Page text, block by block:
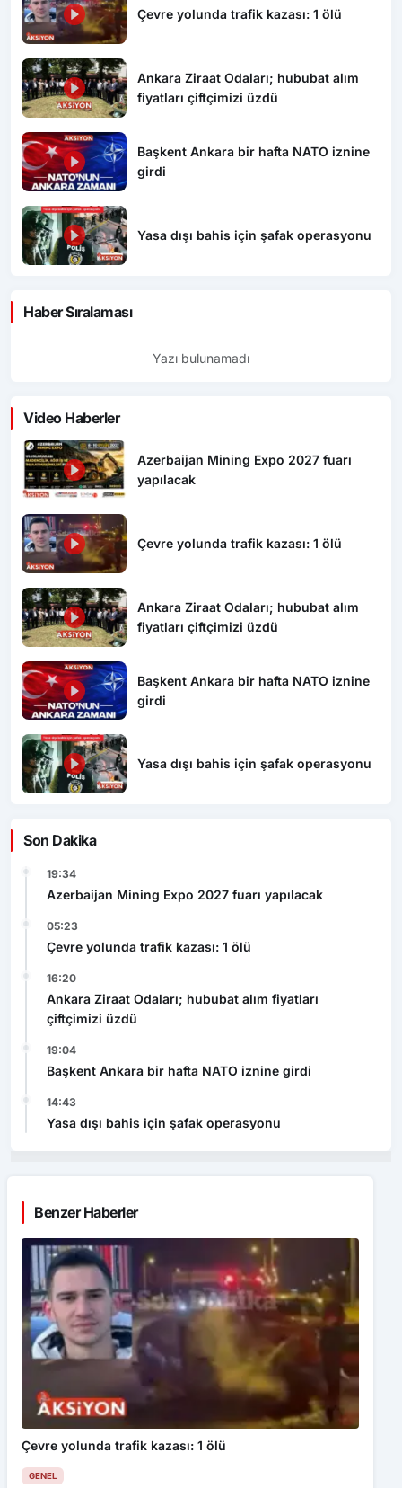
Çevre yolunda trafik kazası: 1 ölü
Ankara Ziraat Odaları; hububat alım
fiyatları çiftçimizi üzdü
Başkent Ankara bir hafta NATO iznine
girdi
Yasa dışı bahis için şafak operasyonu
Haber Sıralaması
Yazı bulunamadı
Video Haberler
Azerbaijan Mining Expo 2027 fuarı
yapılacak
Çevre yolunda trafik kazası: 1 ölü
Ankara Ziraat Odaları; hububat alım
fiyatları çiftçimizi üzdü
Başkent Ankara bir hafta NATO iznine
girdi
Yasa dışı bahis için şafak operasyonu
Son Dakika
19:34
Azerbaijan Mining Expo 2027 fuarı yapılacak
05:23
Çevre yolunda trafik kazası: 1 ölü
16:20
Ankara Ziraat Odaları; hububat alım fiyatları
çiftçimizi üzdü
19:04
Başkent Ankara bir hafta NATO iznine girdi
14:43
Yasa dışı bahis için şafak operasyonu
Benzer Haberler
Çevre yolunda trafik kazası: 1 ölü
GENEL